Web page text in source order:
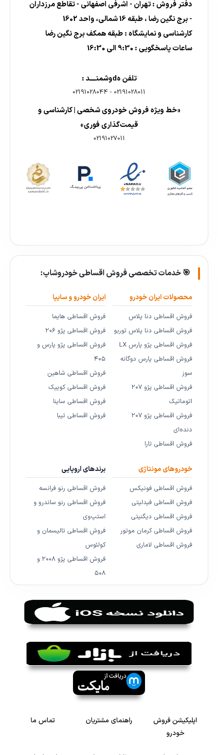
دفتر فروش : تهران - اشرفی اصفهانی - تقاطع مرزداران
- برج نگین رضا ، طبقه 16 شمالی، واحد 1602
کارشناسی و نمایشگاه : طبقه همکف برج نگین رضا
ساعات پاسخگویی : 9:30 الی 16:30
تلفن هdوشمنــــد :
02191028011
-
02191028044
«خط ویژه فروش خودروی شخصی | کارشناسی و
قیمت‌گذاری فوری»
02191027011
🎯 خدمات تخصصی فروش اقساطی خودروشاپ:
محصولات ایران خودرو
فروش اقساطی دنا پلاس
فروش اقساطی دنا پلاس توربو
فروش اقساطی پژو پارس LX
فروش اقساطی پارس دوگانه
سوز
فروش اقساطی پژو ۲۰۷
اتوماتیک
فروش اقساطی پژو ۲۰۷
دنده‌ای
فروش اقساطی تارا
ایران خودرو و سایپا
فروش اقساطی هایما
فروش اقساطی پژو ۲۰۶
فروش اقساطی پژو پارس و
۴۰۵
فروش اقساطی شاهین
فروش اقساطی کوییک
فروش اقساطی ساینا
فروش اقساطی تیبا
خودروهای مونتاژی
فروش اقساطی فونیکس
فروش اقساطی فیدلیتی
فروش اقساطی دیگنیتی
فروش اقساطی کرمان موتور
فروش اقساطی لاماری
برندهای اروپایی
فروش اقساطی رنو فرانسه
فروش اقساطی رنو ساندرو و
استپ‌وی
فروش اقساطی تالیسمان و
کولئوس
فروش اقساطی پژو ۲۰۰۸ و
۵۰۸
اپلیکیشن فروش
خودرو
راهنمای مشتریان تماس ما